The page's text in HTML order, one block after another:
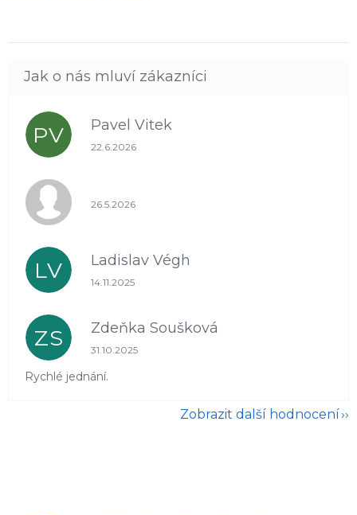
PV Pavel Vitek
Hodnocení obchodu je 5 z 5 hvězdiček.
22.6.2026
Hodnocení obchodu je 1 z 5 hvězdiček.
26.5.2026
LV Ladislav Végh
Hodnocení obchodu je 5 z 5 hvězdiček.
14.11.2025
ZS Zdeňka Soušková
Hodnocení obchodu je 5 z 5 hvězdiček.
31.10.2025
Rychlé jednání.
Zobrazit další hodnocení